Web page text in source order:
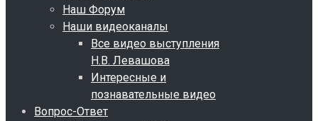
Наш Форум
Наши видеоканалы
Все видео выступления
Н.В. Левашова
Интересные и
познавательные видео
Вопрос-Ответ